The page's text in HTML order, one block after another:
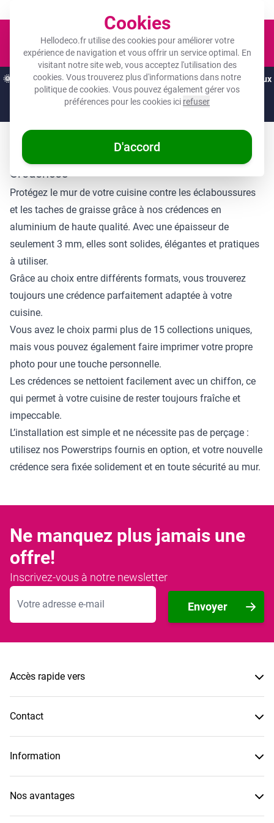
Cookies
Hellodeco.fr utilise des cookies pour améliorer votre
expérience de navigation et vous offrir un service optimal. En
visitant notre site web, vous acceptez l'utilisation des
cookies. Vous trouverez plus d'informations dans notre
politique de cookies. Vous pouvez également gérer vos
préférences pour les cookies ici refuser
D'accord
🌞 OFFRES D'ÉTÉ :Les meilleures remises de l'année sur vos cadeaux
préférés ! 🌞
Juste 51:06
À propos de l’image
Crédences
Protégez le mur de votre cuisine contre les éclaboussures
et les taches de graisse grâce à nos crédences en
aluminium de haute qualité. Avec une épaisseur de
seulement 3 mm, elles sont solides, élégantes et pratiques
à utiliser.
Grâce au choix entre différents formats, vous trouverez
toujours une crédence parfaitement adaptée à votre
cuisine.
Vous avez le choix parmi plus de 15 collections uniques,
mais vous pouvez également faire imprimer votre propre
photo pour une touche personnelle.
Les crédences se nettoient facilement avec un chiffon, ce
qui permet à votre cuisine de rester toujours fraîche et
impeccable.
L’installation est simple et ne nécessite pas de perçage :
utilisez nos Powerstrips fournis en option, et votre nouvelle
crédence sera fixée solidement et en toute sécurité au mur.
Ne manquez plus jamais une
offre!
Inscrivez-vous à notre newsletter
Adresse mail
Envoyer
Accès rapide vers
Contact
Information
Nos avantages